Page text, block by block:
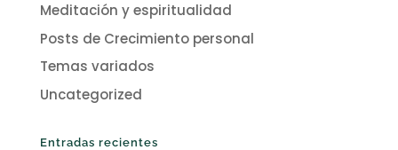
Meditación y espiritualidad
Posts de Crecimiento personal
Temas variados
Uncategorized
Entradas recientes